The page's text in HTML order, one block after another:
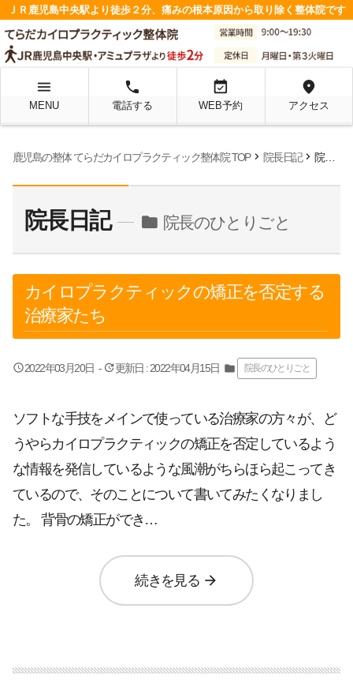
ＪＲ鹿児島中央駅より徒歩２分、痛みの根本原因から取り除く整体院です
menu
MENU
local_phone
電話する
event_available
WEB予約
location_on
アクセス
鹿児島の整体 てらだカイロプラクティック整体院 TOPchevron_right 院長日記chevron_right院長のひとりごと
院長日記 folder 院長のひとりごと
カイロプラクティックの矯正を否定する
治療家たち
query_builder2022年03月20日 - update更新日 : 2022年04月15日 folder 院長のひとりごと
ソフトな手技をメインで使っている治療家の方々が、ど
うやらカイロプラクティックの矯正を否定しているよう
な情報を発信しているような風潮がちらほら起こってき
ているので、そのことについて書いてみたくなりまし
た。 背骨の矯正ができ…
続きを見る arrow_forward